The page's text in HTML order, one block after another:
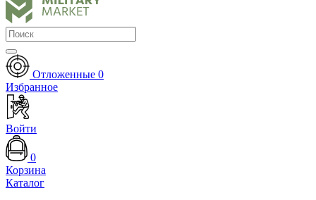
Отложенные 0
Избранное
Войти
0
Корзина
Каталог